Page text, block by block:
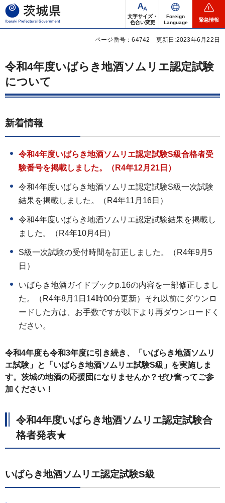
茨城県
文字サイズ・
色合い変更
Foreign
Language
緊急情報
ページ番号：64742 更新日:2023年6月22日
令和4年度いばらき地酒ソムリエ認定試験
について
新着情報
令和4年度いばらき地酒ソムリエ認定試験S級合格者受
験番号を掲載しました。（R4年12月21日）
令和4年度いばらき地酒ソムリエ認定試験S級一次試験
結果を掲載しました。（R4年11月16日）
令和4年度いばらき地酒ソムリエ認定試験結果を掲載し
ました。（R4年10月4日）
S級一次試験の受付時間を訂正しました。（R4年9月5
日）
いばらき地酒ガイドブックp.16の内容を一部修正しまし
た。（R4年8月1日14時00分更新）それ以前にダウンロ
ードした方は、お手数ですが以下より再ダウンロードく
ださい。
令和4年度も令和3年度に引き続き、「いばらき地酒ソムリ
エ試験」と「いばらき地酒ソムリエ試験S級」を実施しま
す。茨城の地酒の応援団になりませんか？ぜひ奮ってご参
加ください！
令和4年度いばらき地酒ソムリエ認定試験合
格者発表★
いばらき地酒ソムリエ認定試験S級